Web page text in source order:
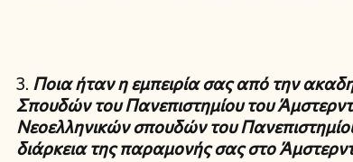
Ποια ήταν η εμπειρία σας από την
Σπουδών του Πανεπιστημίου του
Νεοελληνικών σπουδών του
διάρκεια της παραμονής σας στο